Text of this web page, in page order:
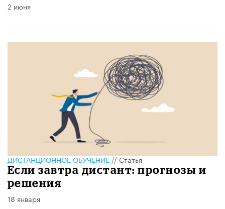
2 июня
ДИСТАНЦИОННОЕ ОБУЧЕНИЕ//Статья
Если завтра дистант: прогнозы и
решения
18 января